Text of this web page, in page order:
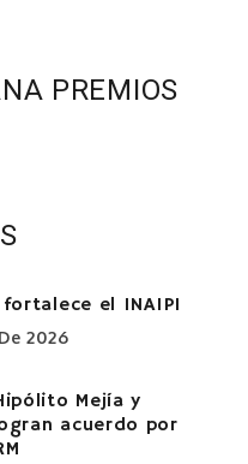
PREMIOS
el INAIPI
2026
Mejía y
acuerdo por